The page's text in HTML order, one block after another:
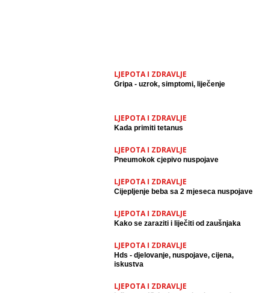
LJEPOTA I ZDRAVLJE
Gripa - uzrok, simptomi, liječenje
LJEPOTA I ZDRAVLJE
Kada primiti tetanus
LJEPOTA I ZDRAVLJE
Pneumokok cjepivo nuspojave
LJEPOTA I ZDRAVLJE
Cijepljenje beba sa 2 mjeseca nuspojave
LJEPOTA I ZDRAVLJE
Kako se zaraziti i liječiti od zaušnjaka
LJEPOTA I ZDRAVLJE
Hds - djelovanje, nuspojave, cijena,
iskustva
LJEPOTA I ZDRAVLJE